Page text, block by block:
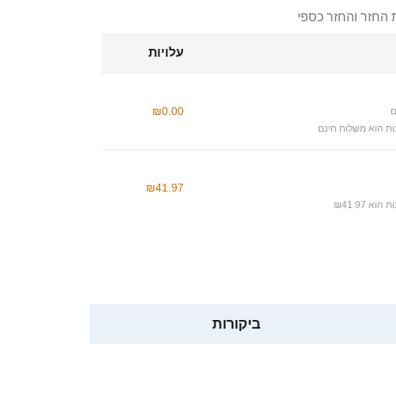
החזר והחזר כספי
עלויות
הוא משלוח חינם
₪0.00
₪41.97
₪41.97
ביקורות